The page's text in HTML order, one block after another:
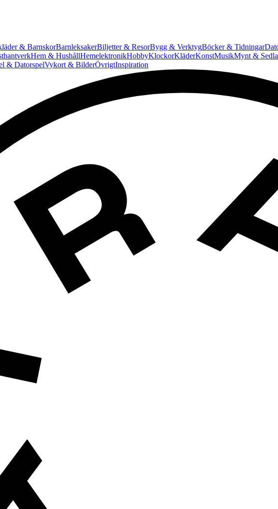
& BarnskorBarnleksakerBiljetter & ResorBygg & VerktygBöcker & Tidningar
Hem & HushållHemelektronikHobbyKlockorKläderKonstMusikMynt &
& DatorspelVykort & BilderÖvrigtInspiration